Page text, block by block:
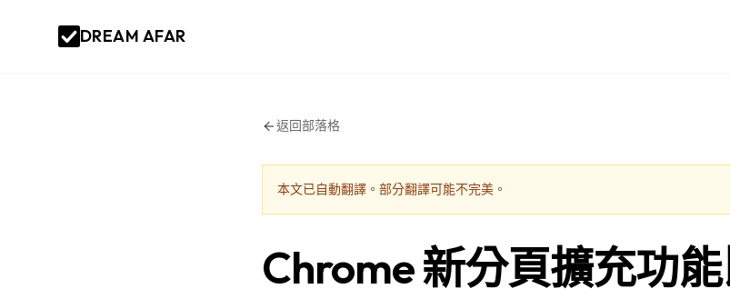
DREAM AFAR
返回部落格
本文已自動翻譯。部分翻譯可能不完美。
Chrome 新分頁擴充功